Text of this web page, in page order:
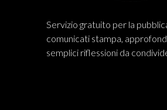
Servizio gratuito per la
comunicati stampa,
semplici riflessioni da